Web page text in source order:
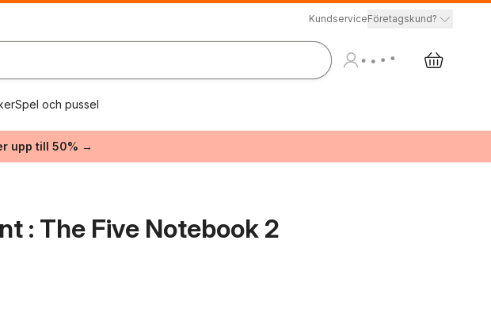
KundserviceFöretagskund?
Spel och pussel
upp till 50% →
: The Five Notebook 2